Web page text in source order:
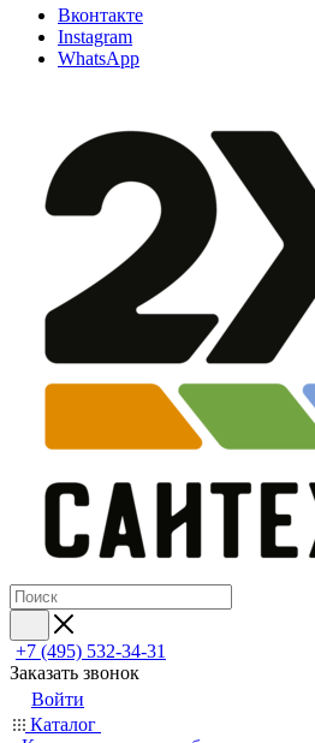
Вконтакте
Instagram
WhatsApp
+7 (495) 532‑34‑31
Заказать звонок
Войти
Каталог